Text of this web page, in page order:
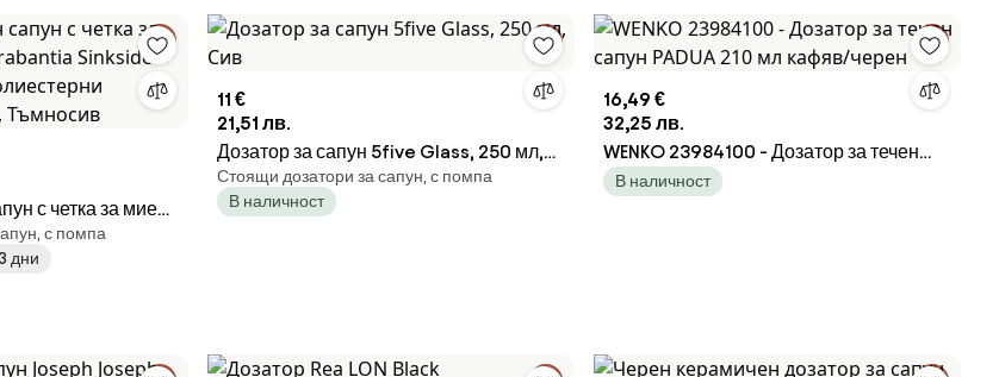
с четка за миене
1003317,
четчици,
с помпа
дни
11 €
21,51 лв.
Дозатор за сапун 5five Glass, 250 мл,
Сив
Стоящи дозатори за сапун, с помпа
В наличност
16,49 €
32,25 лв.
WENKO 23984100 - Дозатор за течен
сапун PADUA 210 мл кафяв/черен
В наличност